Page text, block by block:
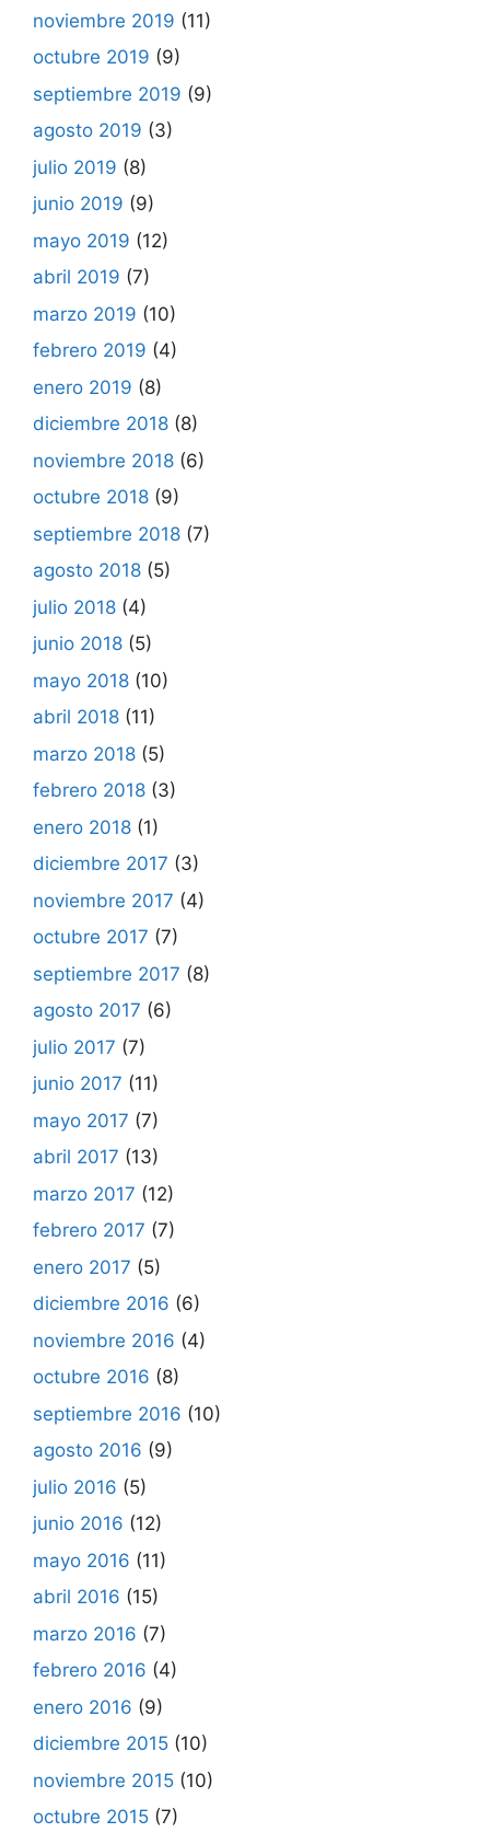
noviembre 2019 (11)
octubre 2019 (9)
septiembre 2019 (9)
agosto 2019 (3)
julio 2019 (8)
junio 2019 (9)
mayo 2019 (12)
abril 2019 (7)
marzo 2019 (10)
febrero 2019 (4)
enero 2019 (8)
diciembre 2018 (8)
noviembre 2018 (6)
octubre 2018 (9)
septiembre 2018 (7)
agosto 2018 (5)
julio 2018 (4)
junio 2018 (5)
mayo 2018 (10)
abril 2018 (11)
marzo 2018 (5)
febrero 2018 (3)
enero 2018 (1)
diciembre 2017 (3)
noviembre 2017 (4)
octubre 2017 (7)
septiembre 2017 (8)
agosto 2017 (6)
julio 2017 (7)
junio 2017 (11)
mayo 2017 (7)
abril 2017 (13)
marzo 2017 (12)
febrero 2017 (7)
enero 2017 (5)
diciembre 2016 (6)
noviembre 2016 (4)
octubre 2016 (8)
septiembre 2016 (10)
agosto 2016 (9)
julio 2016 (5)
junio 2016 (12)
mayo 2016 (11)
abril 2016 (15)
marzo 2016 (7)
febrero 2016 (4)
enero 2016 (9)
diciembre 2015 (10)
noviembre 2015 (10)
octubre 2015 (7)